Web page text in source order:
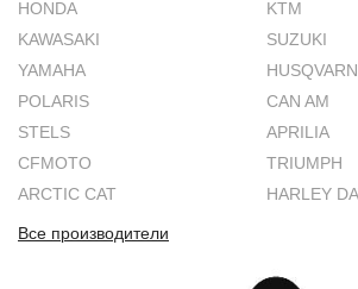
HONDA
KTM
KAWASAKI
SUZUKI
YAMAHA
POLARIS
CAN AM
STELS
APRILIA
CFMOTO
TRIUMPH
ARCTIC CAT
HARLEY
Все производители